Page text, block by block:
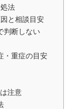
法
と相談目安
判断しない
・重症の目安
注意